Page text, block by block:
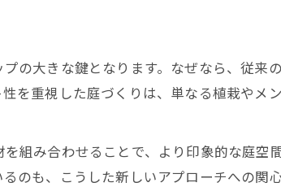
の大きな鍵となります。なぜなら、従来
を重視した庭づくりは、単なる植栽やメ
組み合わせることで、より印象的な庭空
のも、こうした新しいアプローチへの関